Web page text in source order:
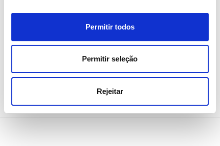
Permitir todos
Permitir seleção
Rejeitar
Institucional